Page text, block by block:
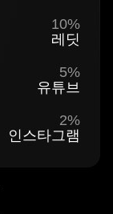
10%
레딧
5%
유튜브
2%
인스타그램